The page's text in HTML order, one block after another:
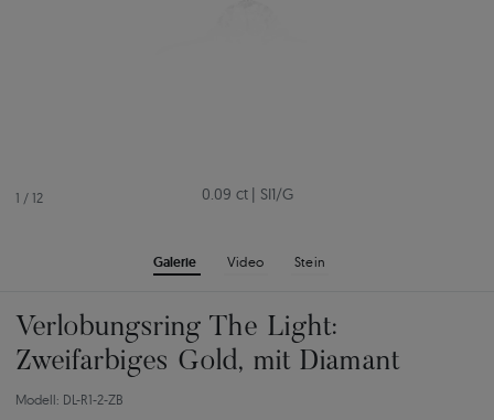
1 / 12
Galerie Video Stein
0.09 ct | SI1/G
Verlobungsring The Light:
Zweifarbiges Gold, mit Diamant
Modell: DL-R1-2-ZB